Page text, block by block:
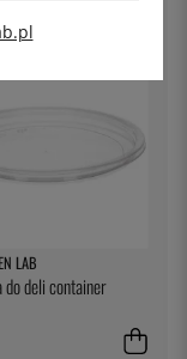
LAB
do deli container